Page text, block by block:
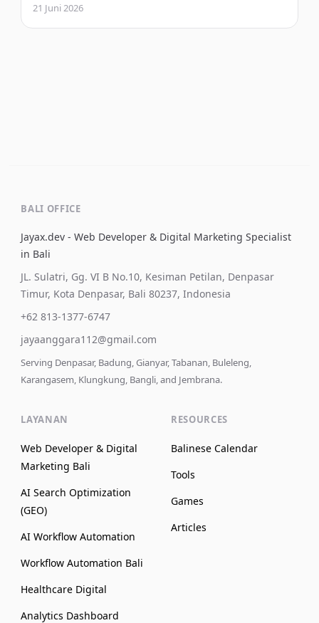
21 Juni 2026
BALI OFFICE
Jayax.dev - Web Developer & Digital Marketing Specialist
in Bali
JL. Sulatri, Gg. VI B No.10, Kesiman Petilan, Denpasar
Timur, Kota Denpasar, Bali 80237, Indonesia
+62 813-1377-6747
jayaanggara112@gmail.com
Serving Denpasar, Badung, Gianyar, Tabanan, Buleleng,
Karangasem, Klungkung, Bangli, and Jembrana.
LAYANAN
Web Developer & Digital
Marketing Bali
AI Search Optimization
(GEO)
AI Workflow Automation
Workflow Automation Bali
Healthcare Digital
Analytics Dashboard
RESOURCES
Balinese Calendar
Tools
Games
Articles